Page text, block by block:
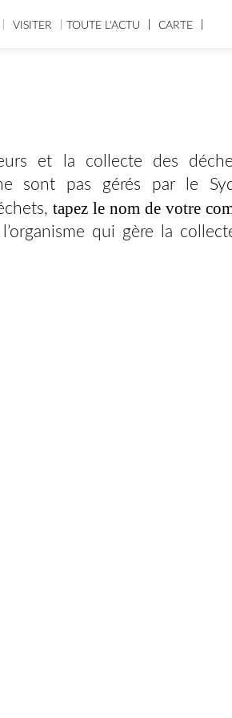
VISITER TOUTE L'ACTU CARTE
et la collecte des
sont pas gérés par le
tapez le nom de votre
qui gère la